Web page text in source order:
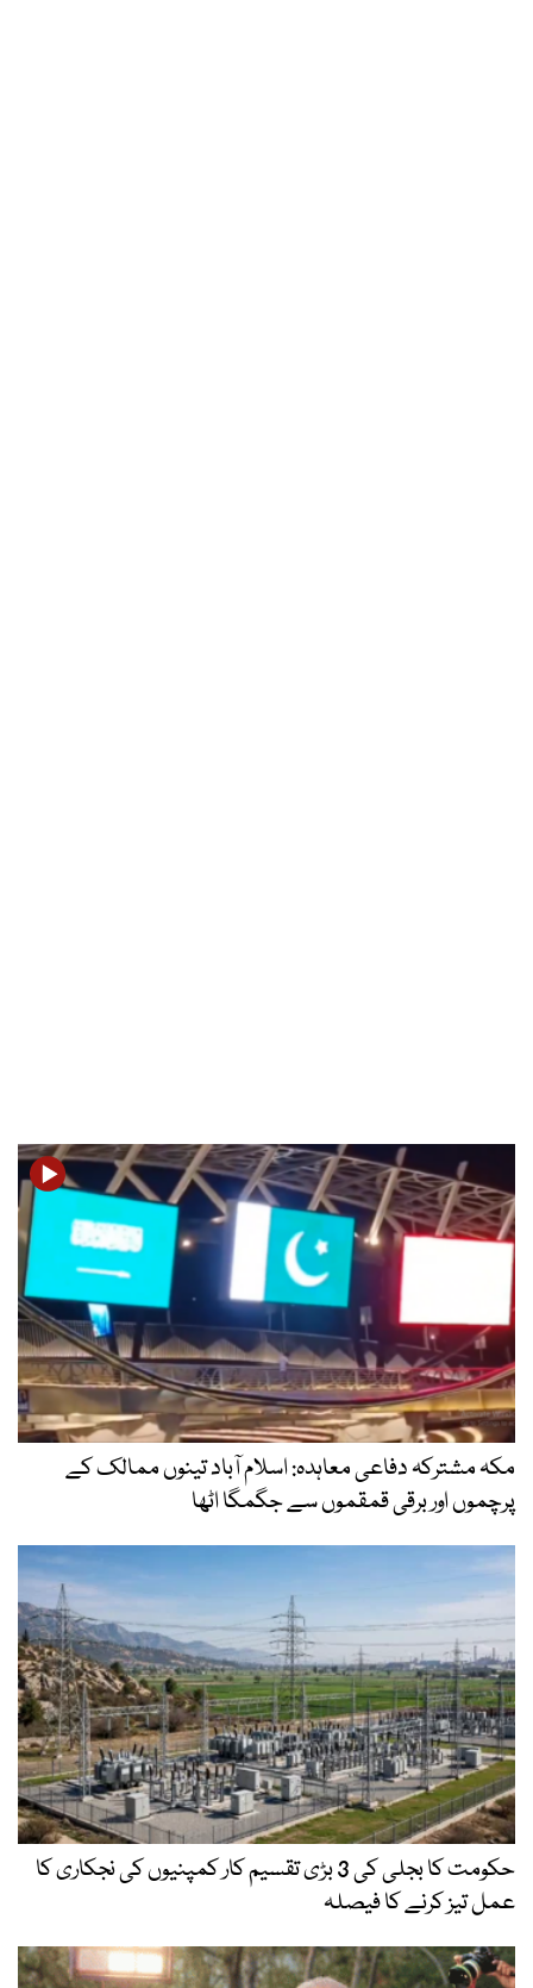
مکہ مشترکہ دفاعی معاہدہ: اسلام آباد تینوں ممالک کے
پرچموں اور برقی قمقموں سے جگمگا اٹھا
حکومت کا بجلی کی 3 بڑی تقسیم کار کمپنیوں کی نجکاری کا
عمل تیز کرنے کا فیصلہ